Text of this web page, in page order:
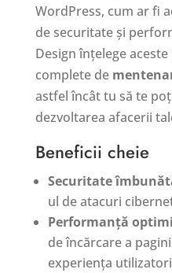
WordPress, cum ar fi
de securitate și
Design înțelege
complete de
astfel încât tu să te
dezvoltarea afacerii
Beneficii cheie
Securitate
ul de atacuri
Performanță
de încărcare a
experiența